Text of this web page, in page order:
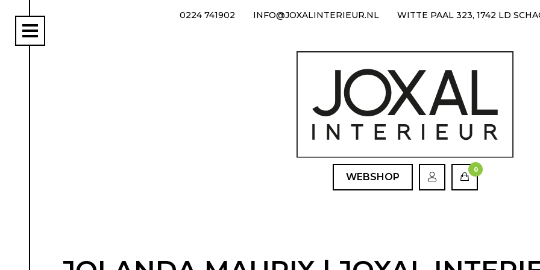
0224 741902 INFO@JOXALINTERIEUR.NL WITTE PAAL 323, 1742 LD
WEBSHOP
0